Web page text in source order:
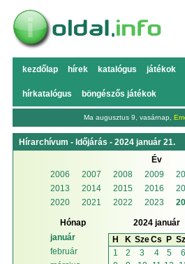
kezdőlap hírek katalógus játékok
hírkatalógus böngészős játékok
Ma augusztus 9, vasárnap,
Hírarchívum - Időjárás - 2024 január 21.
Év
2006
2007 2008 2009
2013
2014 2015 2016
2020
2021 2022 2023
Hónap
január
február
2024 január
H
K SzeCs P
1
2 3 4 5 6